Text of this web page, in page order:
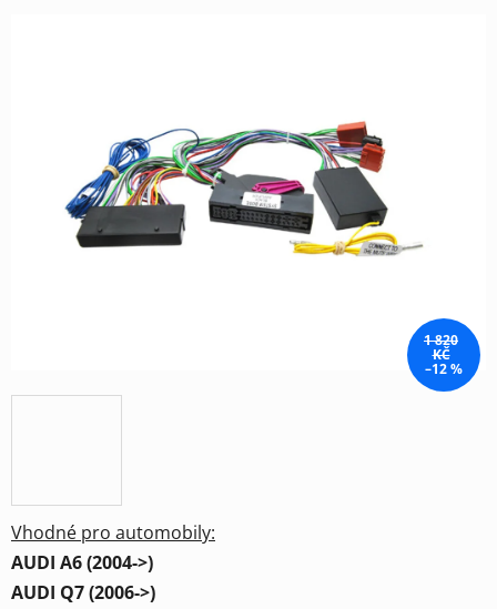
Vhodné pro automobily:
AUDI A6 (2004->)
AUDI Q7 (2006->)
hvězdiček.
1 820
KČ
–12 %